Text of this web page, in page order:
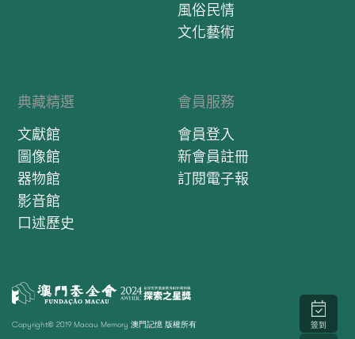
風俗民情
文化藝術
典藏精選
文獻館
圖像館
器物館
影音館
口述歷史
會員服務
會員登入
新會員註冊
訂閱電子報
Copyright© 2019 Macau Memory 澳門記憶 版權所有 簽到